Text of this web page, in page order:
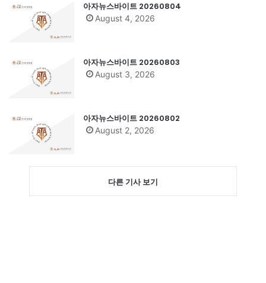
아자뉴스바이트 20260804
August 4, 2026
아자뉴스바이트 20260803
August 3, 2026
아자뉴스바이트 20260802
August 2, 2026
다른 기사 보기